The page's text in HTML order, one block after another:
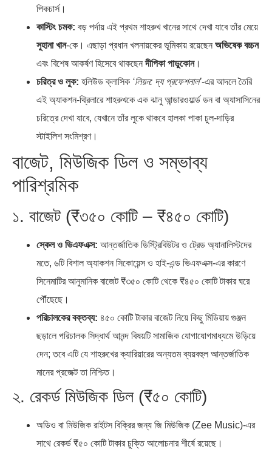
পিকচার্স।
কাস্টিং চমক: বড় পর্দায় এই প্রথম শাহরুখ খানের সাথে দেখা যাবে তাঁর মেয়ে
সুহানা খান-কে। এছাড়া প্রধান খলনায়কের ভূমিকায় রয়েছেন অভিষেক বচ্চন
এবং বিশেষ আকর্ষণ হিসেবে থাকছেনদীপিকা পাড়ুকোন।
চরিত্র ও লুক: হলিউড ক্লাসিক ‘লিয়ন: দ্য প্রফেশনাল’-এর আদলে তৈরি
এই অ্যাকশন-থ্রিলারে শাহরুখকে এক ঝানু আন্ডারওয়ার্ল্ড ডন বা অ্যাসাসিনের
চরিত্রে দেখা যাবে, যেখানে তাঁর লুকে থাকবে হালকা পাকা চুল-দাড়ির
স্টাইলিশ সংমিশ্রণ।
বাজেট, মিউজিক ডিল ও সম্ভাব্য
পারিশ্রমিক
১. বাজেট (₹৩৫০ কোটি – ₹৪৫০ কোটি)
স্কেল ও ভিএফএক্স: আন্তর্জাতিক ডিস্ট্রিবিউটর ও ট্রেড অ্যানালিস্টদের
মতে, ৬টি বিশাল অ্যাকশন সিকোয়েন্স ও হাই-এন্ড ভিএফএক্স-এর কারণে
সিনেমাটির আনুমানিক বাজেট ₹৩৫০ কোটি থেকে ₹৪৫০ কোটি টাকার ঘরে
পৌঁছেছে।
পরিচালকের বক্তব্য: ৪৫০ কোটি টাকার বাজেট নিয়ে কিছু মিডিয়ায় গুঞ্জন
ছড়ালে পরিচালক সিদ্ধার্থ আনন্দ বিষয়টি সামাজিক যোগাযোগমাধ্যমে উড়িয়ে
দেন; তবে এটি যে শাহরুখের ক্যারিয়ারের অন্যতম ব্যয়বহুল আন্তর্জাতিক
মানের প্রজেক্ট তা নিশ্চিত।
২. রেকর্ড মিউজিক ডিল (₹৫০ কোটি)
অডিও বা মিউজিক রাইটস বিক্রির জন্য জি মিউজিক (Zee Music)-এর
সাথে রেকর্ড ₹৫০ কোটি টাকার চুক্তি আলোচনার শীর্ষে রয়েছে।